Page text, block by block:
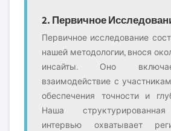
2. Первичное
Первичное исследование
нашей методологии, внося
инсайты. Оно
взаимодействие с
обеспечения точности и
Наша
интервью охватывает